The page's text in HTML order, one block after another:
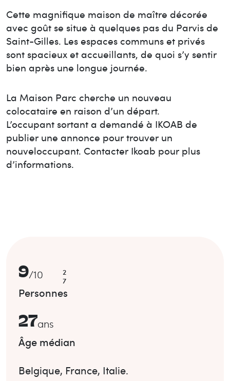
Cette magnifique maison de maître décorée
avec goût se situe à quelques pas du Parvis de
Saint-Gilles. Les espaces communs et privés
sont spacieux et accueillants, de quoi s’y sentir
bien après une longue journée.
La Maison Parc cherche un nouveau
colocataire en raison d’un départ.
L’occupant sortant a demandé à IKOAB de
publier une annonce pour trouver un
nouveloccupant. Contacter Ikoab pour plus
d’informations.
9/10
2
7
Personnes
27ans
Âge médian
Belgique, France, Italie.